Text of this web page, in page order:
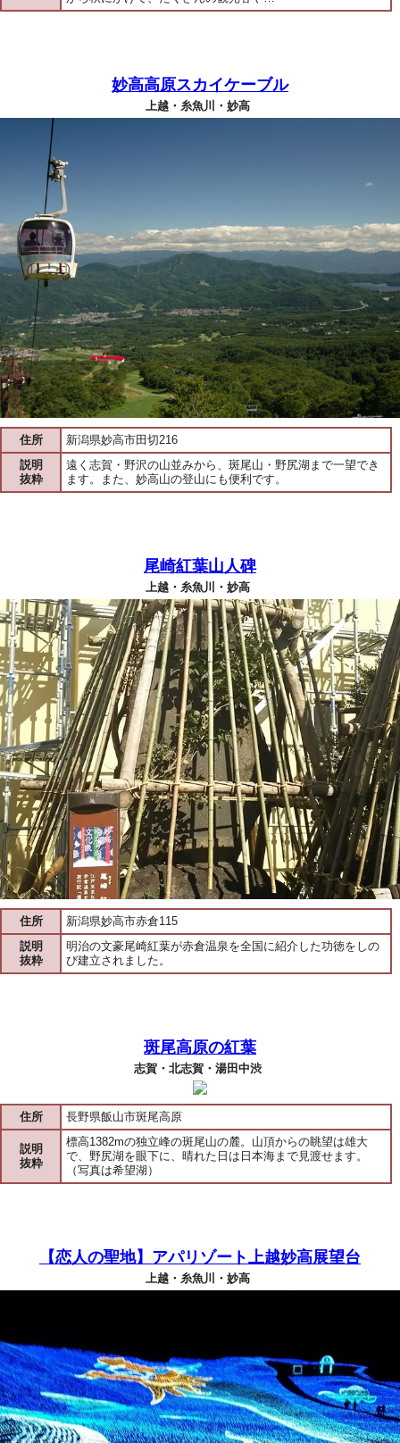
妙高高原スカイケーブル
上越・糸魚川・妙高
住所
新潟県妙高市田切216
説明
抜粋
遠く志賀・野沢の山並みから、斑尾山・野尻湖まで一望でき
ます。また、妙高山の登山にも便利です。
尾崎紅葉山人碑
上越・糸魚川・妙高
住所
新潟県妙高市赤倉115
説明
抜粋
明治の文豪尾崎紅葉が赤倉温泉を全国に紹介した功徳をしの
び建立されました。
斑尾高原の紅葉
志賀・北志賀・湯田中渋
住所 長野県飯山市斑尾高原
説明
抜粋
標高1382mの独立峰の斑尾山の麓。山頂からの眺望は雄大
で、野尻湖を眼下に、晴れた日は日本海まで見渡せます。
（写真は希望湖）
【恋人の聖地】アパリゾート上越妙高展望台
上越・糸魚川・妙高